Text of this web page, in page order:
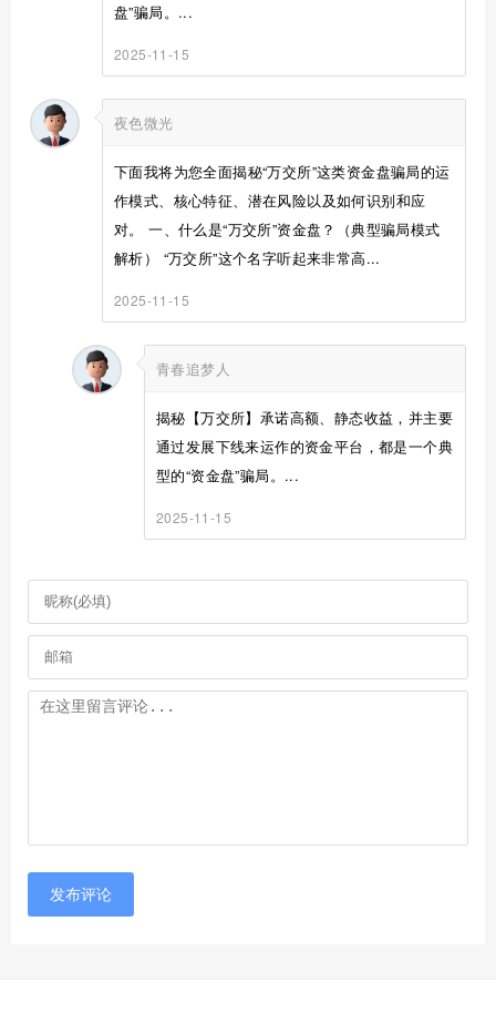
盘”骗局。...
2025-11-15
夜色微光
下面我将为您全面揭秘“万交所”这类资金盘骗局的运
作模式、核心特征、潜在风险以及如何识别和应
对。 一、什么是“万交所”资金盘？（典型骗局模式
解析） “万交所”这个名字听起来非常高...
2025-11-15
青春追梦人
揭秘【万交所】承诺高额、静态收益，并主要
通过发展下线来运作的资金平台，都是一个典
型的“资金盘”骗局。...
2025-11-15
发布评论